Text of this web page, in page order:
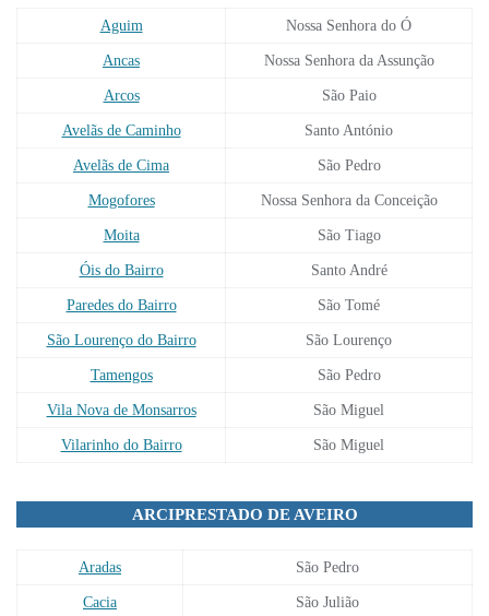
Aguim Nossa Senhora do Ó
Ancas Nossa Senhora da Assunção
Arcos São Paio
Avelãs de Caminho Santo António
Avelãs de Cima São Pedro
Mogofores Nossa Senhora da Conceição
Moita São Tiago
Óis do Bairro Santo André
Paredes do Bairro São Tomé
São Lourenço do Bairro São Lourenço
Tamengos São Pedro
Vila Nova de Monsarros São Miguel
Vilarinho do Bairro São Miguel
ARCIPRESTADO DE AVEIRO
Aradas São Pedro
Cacia São Julião